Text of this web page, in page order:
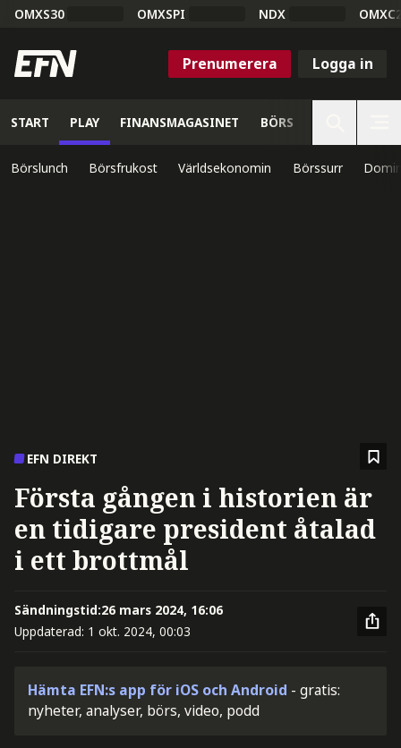
OMXS30 OMXSPI NDX
Prenumerera Logga in
START PLAY FINANSMAGASINET BÖRS
Börslunch Börsfrukost Världsekonomin Börssurr
EFN DIREKT
Första gången i historien är
en tidigare president åtalad
i ett brottmål
Sändningstid:26 mars 2024, 16:06
Uppdaterad: 1 okt. 2024, 00:03
Hämta EFN:s app för iOS och Android - gratis:
nyheter, analyser, börs, video, podd